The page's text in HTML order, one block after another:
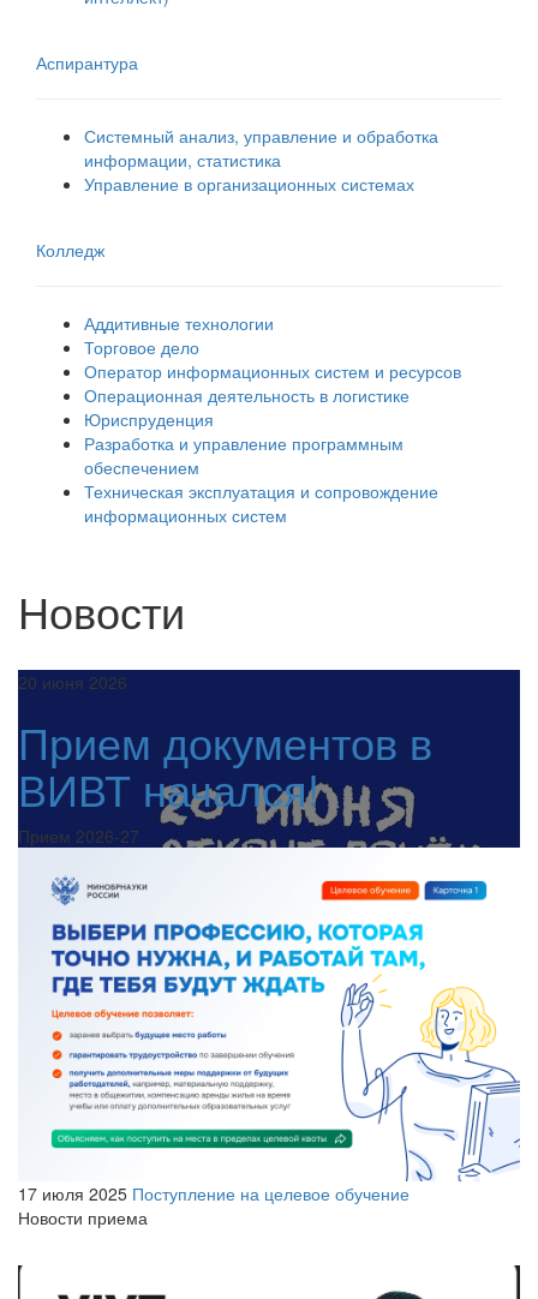
Аспирантура
Системный анализ, управление и обработка
информации, статистика
Управление в организационных системах
Колледж
Аддитивные технологии
Торговое дело
Оператор информационных систем и ресурсов
Операционная деятельность в логистике
Юриспруденция
Разработка и управление программным
обеспечением
Техническая эксплуатация и сопровождение
информационных систем
Новости
20 июня 2026
Прием документов в
ВИВТ начался!
Прием 2026-27
17 июля 2025 Поступление на целевое обучение
Новости приема